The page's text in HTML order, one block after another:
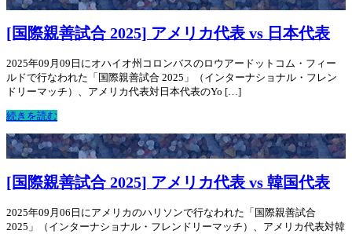
[国際親善試合 2025] アメリカ代表 vs 日本代表
2025年09月09日にオハイオ州コロンバスのロウアードットコム・フィー
ルドで行なわれた「国際親善試合 2025」（インターナショナル・フレン
ドリーマッチ）、アメリカ代表対日本代表のYo […]
続きを読む
[国際親善試合 2025] アメリカ代表 vs 韓国代表
2025年09月06日にアメリカのハリソンで行なわれた「国際親善試合
2025」（インターナショナル・フレンドリーマッチ）、アメリカ代表対韓